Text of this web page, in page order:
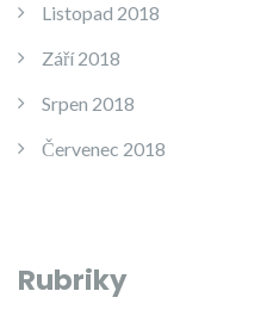
Listopad 2018
Září 2018
Srpen 2018
Červenec 2018
Rubriky